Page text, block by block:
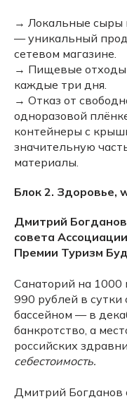
→ Локальные сыры
— уникальный
сетевом магазине.
→ Пищевые отходы
каждые три дня.
→ Отказ от
одноразовой
контейнеры с
значительную
материалы.
Блок 2. Здоровье,
Дмитрий
совета
Премии Туризм
Санаторий на 1000
990 рублей в сутки
бассейном — в
банкротство, а
российских
себестоимость.
Дмитрий Богданов